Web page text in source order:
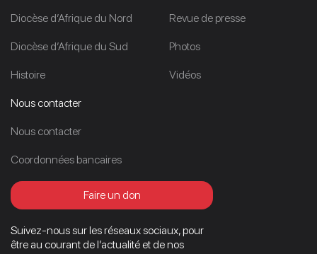
Diocèse d’Afrique du Nord
Diocèse d’Afrique du Sud
Histoire
Revue de presse
Photos
Vidéos
Nous contacter
Nous contacter
Coordonnées bancaires
Faire un don
Suivez-nous sur les réseaux sociaux, pour
être au courant de l’actualité et de nos